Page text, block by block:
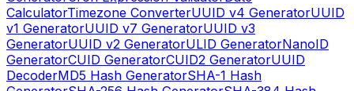
CalculatorTimezone ConverterUUID v4 GeneratorUUID
v1 GeneratorUUID v7 GeneratorUUID v3
GeneratorUUID v2 GeneratorULID GeneratorNanoID
GeneratorCUID GeneratorCUID2 GeneratorUUID
DecoderMD5 Hash GeneratorSHA-1 Hash